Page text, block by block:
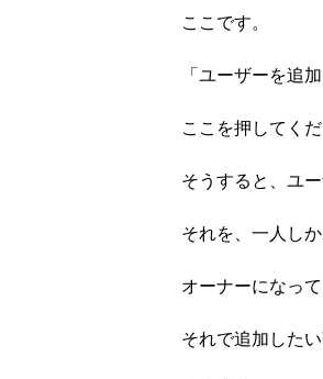
ここです。
「ユーザーを追
ここを押してくだ
そうすると、ユ
それを、一人し
オーナーになって
それで追加した